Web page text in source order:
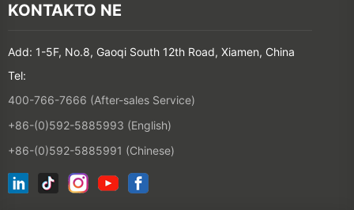
KONTAKTO NE
Add: 1-5F, No.8, Gaoqi South 12th Road, Xiamen, China
Tel:
400-766-7666 (After-sales Service)
+86-(0)592-5885993 (English)
+86-(0)592-5885991 (Chinese)